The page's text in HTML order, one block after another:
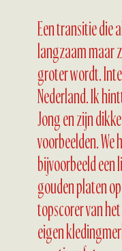
Een transitie die
langzaam maar
groter wordt.
Nederland. Ik
Jong en zijn
voorbeelden.
bijvoorbeeld een
gouden platen
topscorer van
eigen